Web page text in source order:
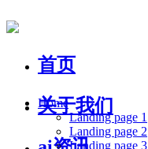
首页
关于我们
Home
Landing page 1
Landing page 2
Landing page 3